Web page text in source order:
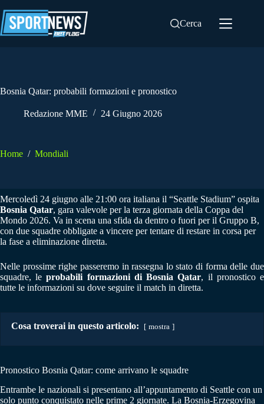
al
contenuto
Cerca
Bosnia Qatar: probabili formazioni e pronostico
Redazione MME 24 Giugno 2026
Home / Mondiali
Mercoledì 24 giugno alle 21:00 ora italiana il “Seattle Stadium” ospita
Bosnia Qatar, gara valevole per la terza giornata della Coppa del
Mondo 2026. Va in scena una sfida da dentro o fuori per il Gruppo B,
con due squadre obbligate a vincere per tentare di restare in corsa per
la fase a eliminazione diretta.
Nelle prossime righe passeremo in rassegna lo stato di forma delle due
squadre, leprobabili formazioni di Bosnia Qatar, il pronostico e
tutte le informazioni su dove seguire il match in diretta.
Cosa troverai in questo articolo: mostra
Pronostico Bosnia Qatar: come arrivano le squadre
Entrambe le nazionali si presentano all’appuntamento di Seattle con un
solo punto conquistato nelle prime 2 giornate. La Bosnia-Erzegovina